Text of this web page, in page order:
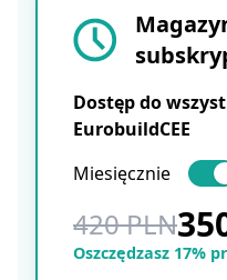
Dostęp do
EurobuildCEE
Miesięcznie
420 PLN
Oszczędzasz 17%